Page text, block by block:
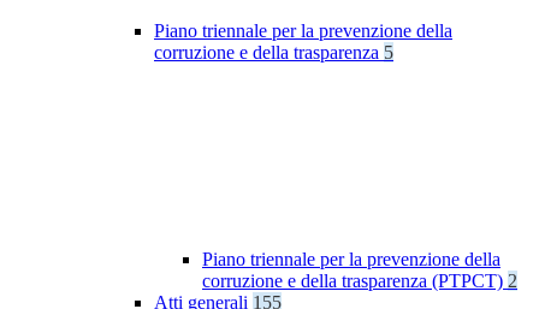
Piano triennale per la prevenzione della
corruzione e della trasparenza 5
Piano triennale per la prevenzione della
corruzione e della trasparenza (PTPCT) 2
Atti generali 155